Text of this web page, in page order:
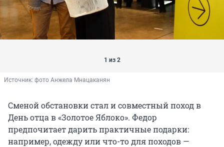
1 из 2
Источник: фото Анжела Мнацаканян
Сменой обстановки стал и совместный поход в
День отца в «Золотое Яблоко». Федор
предпочитает дарить практичные подарки:
например, одежду или что-то для походов —